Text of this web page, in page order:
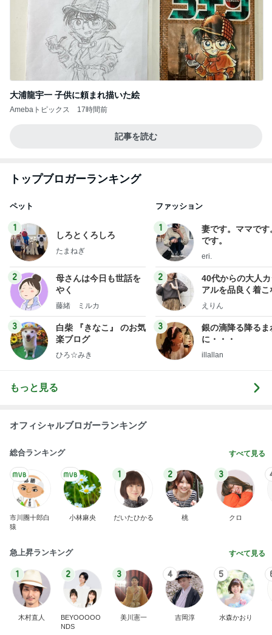
大浦龍宇一 子供に頼まれ描いた絵
Amebaトピックス 17時間前
記事を読む
トップブロガーランキング
ペット
1
しろとくろしろ
たまねぎ
2
母さんは今日も世話を
やく
藤緒 ミルカ
3
白柴 『きなこ』 のお気
楽ブログ
ひろ☆みき
ファッション
1
妻です。ママです
です。
eri.
2
40代からの大人
アルを品良く着こ
ファッションブロ
えりん
3
銀の滴降る降るま
に・・・
illallan
もっと見る
オフィシャルブロガーランキング
総合ランキング すべて見る
市川團十郎白
猿
小林麻央
1
だいたひかる
2
桃
3
クロ
急上昇ランキング すべて見る
1
木村直人
2
BEYOOOOO
NDS
3
美川憲一
4
吉岡淳
5
水森かおり